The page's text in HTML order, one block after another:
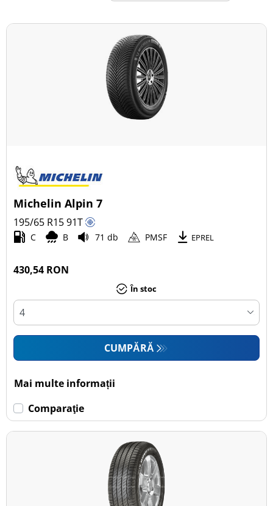
Toate tipurile (27)
Tip autovehicul
Toate tipurile (27)
Autoturism (27)
SUV (0)
Camionetă (0)
Rulotă autopropulsată (0)
Michelin Alpin 7
195/65 R1591T
C B 71 db PMSF EPREL
430,54 RON
În stoc
CUMPĂRĂ
Mai multe informații
Comparaţie